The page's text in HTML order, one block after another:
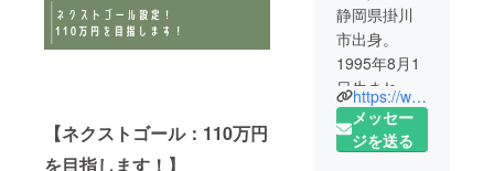
【ネクストゴール：110万円
を目指します！】
静岡県掛川
市出身。
1995年8月1
日生まれの
26歳。
小学校2年生
https://www.instagram.com/kooooosk81/
メッセー
ジを送る